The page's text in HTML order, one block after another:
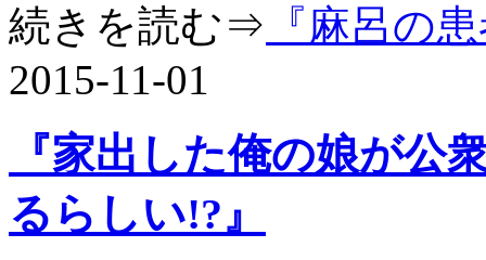
続きを読む⇒ 『麻呂の
2015-11-01
『家出した俺の娘が公
るらしい!?』